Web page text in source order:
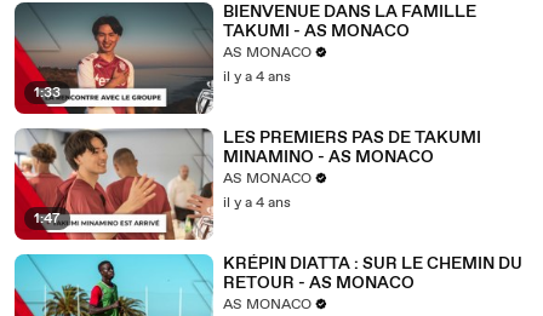
1:33
BIENVENUE DANS LA FAMILLE
TAKUMI - AS MONACO
AS MONACO
il y a 4 ans
1:47
LES PREMIERS PAS DE TAKUMI
MINAMINO - AS MONACO
AS MONACO
il y a 4 ans
KRÉPIN DIATTA : SUR LE CHEMIN DU
RETOUR - AS MONACO
AS MONACO